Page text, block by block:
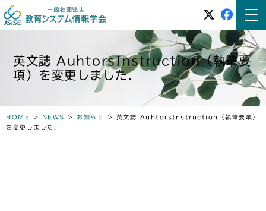
英文誌 AuhtorsInstruction（執筆要
項）を変更しました．
HOME > NEWS > お知らせ > 英文誌 AuhtorsInstruction（執筆要項）
を変更しました．